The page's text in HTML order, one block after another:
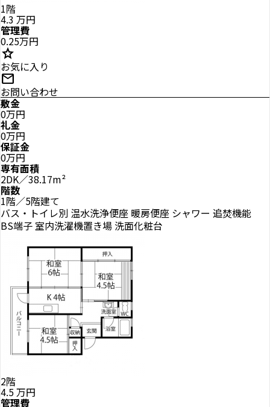
1階
4.3 万円
管理費
0.25万円
star
お気に入り
mail
お問い合わせ
敷金
0万円
礼金
0万円
保証金
0万円
専有面積
2DK／38.17m²
階数
1階／5階建て
バス・トイレ別 温水洗浄便座 暖房便座 シャワー 追焚機能
BS端子室内洗濯機置き場 洗面化粧台
2階
4.5万円
管理費